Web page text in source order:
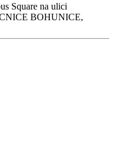
Square na ulici
BOHUNICE,